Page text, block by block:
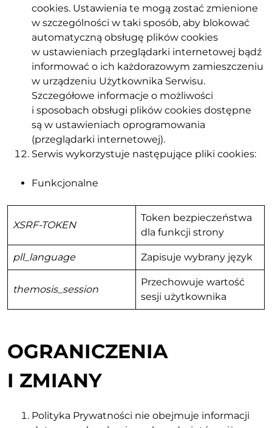
cookies. Ustawienia te mogą zostać zmienione
w szczególności w taki sposób, aby blokować
automatyczną obsługę plików cookies
w ustawieniach przeglądarki internetowej bądź
informować o ich każdorazowym zamieszczeniu
w urządzeniu Użytkownika Serwisu.
Szczegółowe informacje o możliwości
i sposobach obsługi plików cookies dostępne
są w ustawieniach oprogramowania
(przeglądarki internetowej).
Serwis wykorzystuje następujące pliki cookies:
Funkcjonalne
XSRF-TOKEN
Token bezpieczeństwa
dla funkcji strony
pll_language Zapisuje wybrany język
themosis_session
Przechowuje wartość
sesji użytkownika
OGRANICZENIA
I ZMIANY
Polityka Prywatności nie obejmuje informacji